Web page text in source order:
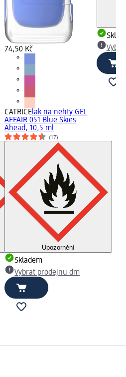
74,50 Kč
CATRICElak na nehty GEL
AFFAIR 051 Blue Skies
Ahead, 10,5 ml
(17)
Upozornění
Skladem
Vybrat prodejnu dm